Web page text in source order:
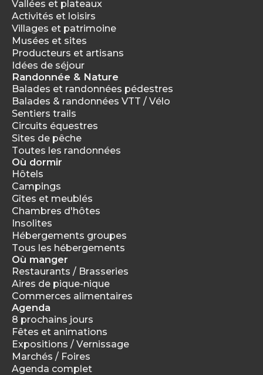
Vallées et plateaux
Activités et loisirs
Villages et patrimoine
Musées et sites
Producteurs et artisans
Idées de séjour
Randonnée & Nature
Balades et randonnées pédestres
Balades & randonnées VTT / Vélo
Sentiers trails
Circuits équestres
Sites de pêche
Toutes les randonnées
Où dormir
Hôtels
Campings
Gîtes et meublés
Chambres d'hôtes
Insolites
Hébergements groupes
Tous les hébergements
Où manger
Restaurants / Brasseries
Aires de pique-nique
Commerces alimentaires
Agenda
8 prochains jours
Fêtes et animations
Expositions / Vernissage
Marchés / Foires
Agenda complet